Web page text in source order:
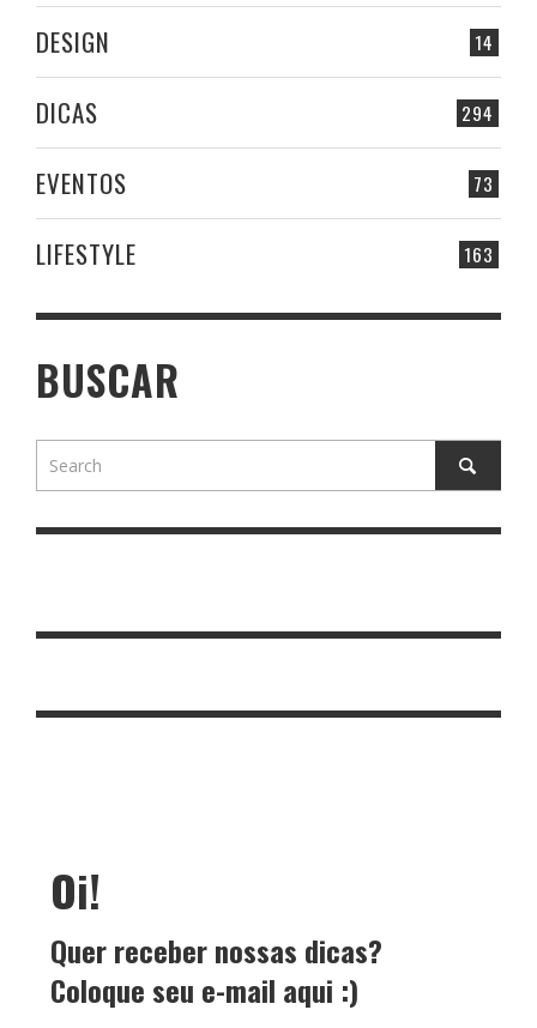
14
DESIGN
294
DICAS
73
EVENTOS
163
LIFESTYLE
BUSCAR
Oi!
Quer receber nossas dicas?
Coloque seu e-mail aqui :)